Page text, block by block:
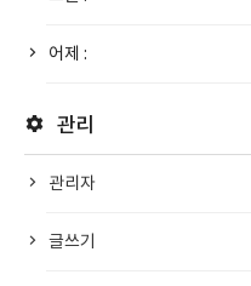
어제 :
관리
관리자
글쓰기